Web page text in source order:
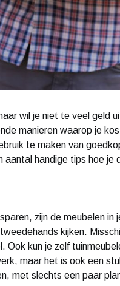
wil je niet te veel geld
manieren waarop je
te maken van
handige tips hoe je
zijn de meubelen in
kijken.
Ook kun je zelf
maar het is ook een
met slechts een paar